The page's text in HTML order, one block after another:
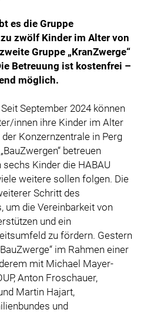
es die Gruppe
zwölf Kinder im Alter von
Gruppe „KranZwerge“
Betreuung ist kostenfrei –
möglich.
September 2024 können
innen ihre Kinder im Alter
Konzernzentrale in Perg
betreuen
Kinder die HABAU
weitere sollen folgen. Die
Schritt des
um die Vereinbarkeit von
und ein
zu fördern. Gestern
im Rahmen einer
mit Michael Mayer-
Anton Froschauer,
Martin Hajart,
und